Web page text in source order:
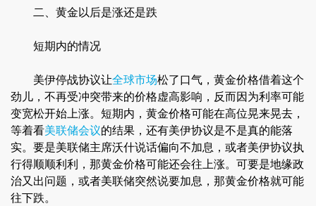
二、黄金以后是涨还是跌
短期内的情况
美伊停战协议让全球市场松了口气，黄金价格借着这个
劲儿，不再受冲突带来的价格虚高影响，反而因为利率可能
变宽松开始上涨。短期内，黄金价格可能在高位晃来晃去，
等着看美联储会议的结果，还有美伊协议是不是真的能落
实。要是美联储主席沃什说话偏向不加息，或者美伊协议执
行得顺顺利利，那黄金价格可能还会往上涨。可要是地缘政
治又出问题，或者美联储突然说要加息，那黄金价格就可能
往下跌。